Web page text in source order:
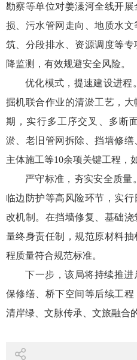
勘察等单位对姜溱河全线开
损、污水管网走向、地质水
筑、分段排水、资源调度等
降监测，有效规避安全风险。
优化模式，提速建设进程
掘机联合作业的清淤工艺，
期，实行多工序交叉、多断
淤、老旧管网拆除、挡墙修
主体施工等10余项关键工程，
严守标准，夯实安全质量
临边防护等高风险环节，实
改机制。在挡墙修复、基础
量终身责任制，规范原材料
程质量符合规范标准。
下一步，该局将持续推
保修缮、桥下空间等后续工
清岸绿、文脉传承、文旅融合